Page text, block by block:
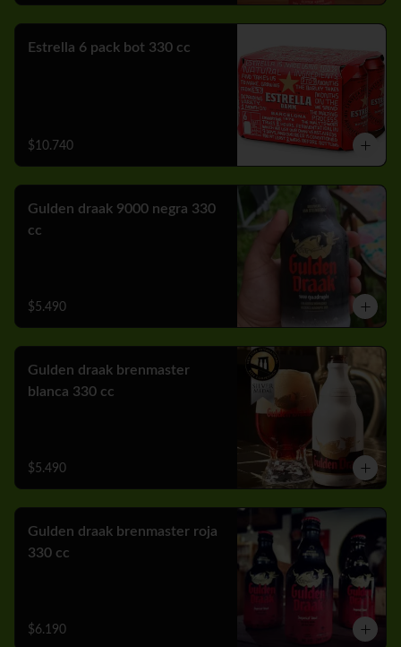
Estrella 6 pack bot 330 cc
$10.740
Gulden draak 9000 negra 330
cc
$5.490
Gulden draak brenmaster
blanca 330 cc
$5.490
Gulden draak brenmaster roja
330 cc
$6.190